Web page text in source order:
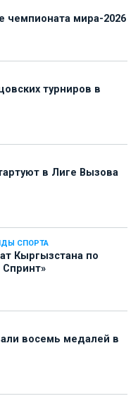
чемпионата мира-2026
турниров в
в Лиге Вызова
СПОРТА
Кыргызстана по
Спринт»
восемь медалей в